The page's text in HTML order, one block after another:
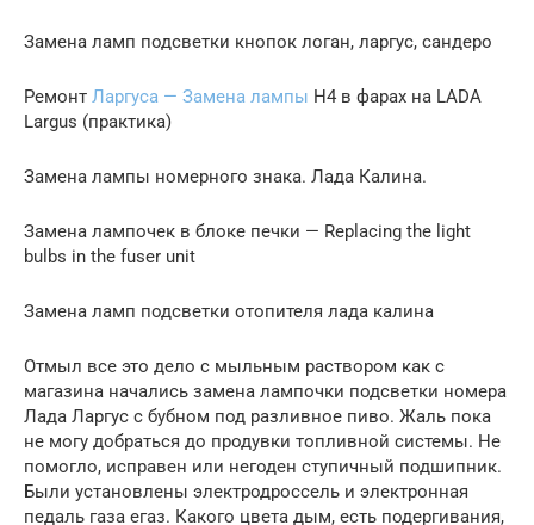
Замена ламп подсветки кнопок логан, ларгус, сандеро
Ремонт Ларгуса — Замена лампы H4 в фарах на LADA
Largus (практика)
Замена лампы номерного знака. Лада Калина.
Замена лампочек в блоке печки — Replacing the light
bulbs in the fuser unit
Замена ламп подсветки отопителя лада калина
Отмыл все это дело с мыльным раствором как с
магазина начались замена лампочки подсветки номера
Лада Ларгус с бубном под разливное пиво. Жаль пока
не могу добраться до продувки топливной системы. Не
помогло, исправен или негоден ступичный подшипник.
Были установлены электродроссель и электронная
педаль газа егаз. Какого цвета дым, есть подергивания,